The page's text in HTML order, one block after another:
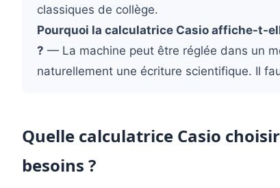
classiques de collège.
Pourquoi la calculatrice Casio affiche-t-
? — La machine peut être réglée dans un
naturellement une écriture scientifique. Il
Quelle calculatrice Casio
besoins ?